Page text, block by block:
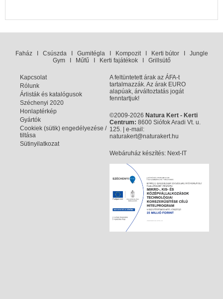
FaházI CsúszdaI GumitéglaI KompozitI Kerti bútorI Jungle
GymI Műfű Kerti fajátékokI Grillsütő
Kapcsolat
Rólunk
Árlisták és katalógusok
Széchenyi 2020
Honlaptérkép
Gyártók
Cookiek (sütik) engedélyezése /
tiltása
Sütinyilatkozat
A feltüntetett árak az ÁFA-t
tartalmazzák. Az árak EURO
alapúak, árváltoztatás jogát
fenntartjuk!
©2009-2026 Natura Kert - Kerti
Centrum: 8600 Siófok Aradi Vt. u.
125. | e-mail:
naturakert@naturakert.hu
Webáruház készítés: Next-IT